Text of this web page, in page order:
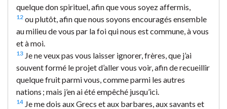
quelque don spirituel, afin que vous soyez affermis,
12 ou plutôt, afin que nous soyons encouragés ensemble
au milieu de vous par la foi qui nous est commune, à vous
et à moi.
13 Je ne veux pas vous laisser ignorer, frères, que j’ai
souvent formé le projet d’aller vous voir, afin de recueillir
quelque fruit parmi vous, comme parmi les autres
nations ; mais j’en ai été empêché jusqu’ici.
14 Je me dois aux Grecs et aux barbares, aux savants et